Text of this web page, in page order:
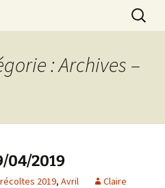
paniers bio
: Archives –
04/2019
2019, Avril
Claire